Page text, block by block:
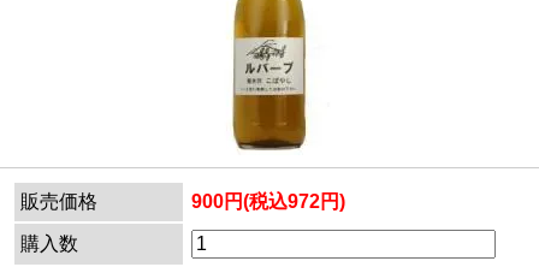
販売価格 900円(税込972円)
購入数